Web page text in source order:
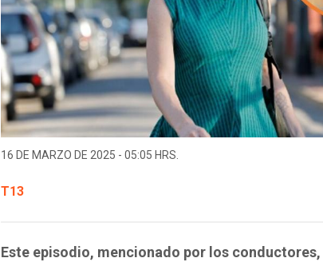
16 DE MARZO DE 2025 - 05:05 HRS.
T13
Este episodio, mencionado por los